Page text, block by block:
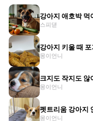
강아지 애호박 먹
스피댇
강아지 키울 때
몽이언니
크지도 작지도
몽이언니
펫트리움 강아지
몽이언니